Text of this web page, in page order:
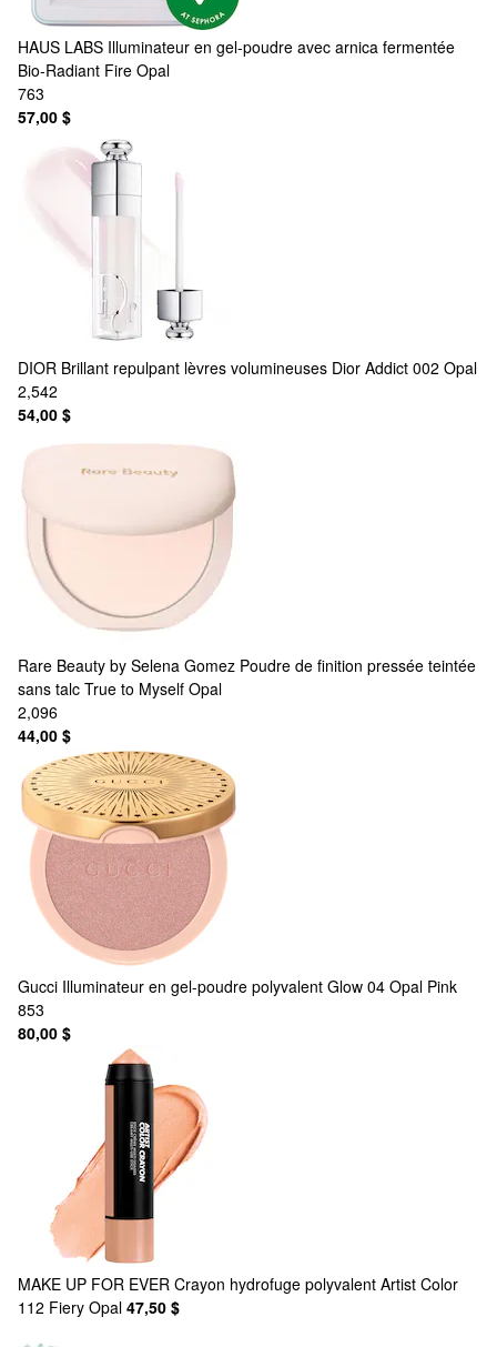
HAUS LABS Illuminateur en gel-poudre avec arnica fermentée
Bio-Radiant Fire Opal
763
57,00 $
DIOR Brillant repulpant lèvres volumineuses Dior Addict 002 Opal
2,542
54,00 $
Rare Beauty by Selena Gomez Poudre de finition pressée teintée
sans talc True to Myself Opal
2,096
44,00 $
Gucci Illuminateur en gel-poudre polyvalent Glow 04 Opal Pink
853
80,00 $
MAKE UP FOR EVER Crayon hydrofuge polyvalent Artist Color
112 Fiery Opal 47,50 $